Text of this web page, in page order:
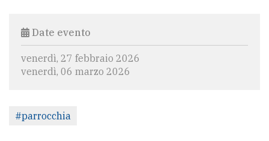
Date evento
venerdì, 27 febbraio 2026
venerdì, 06 marzo 2026
#parrocchia